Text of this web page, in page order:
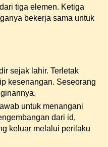
tiga elemen. Ketiga
bekerja sama untuk
sejak lahir. Terletak
kesenangan. Seseorang
untuk menangani
dari id,
keluar melalui perilaku